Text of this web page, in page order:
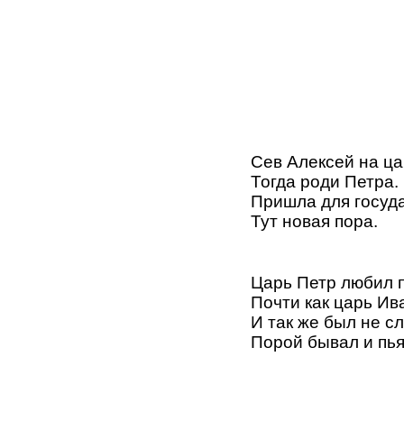
Сев Алексей на
Тогда роди Петра.
Пришла для
Тут новая пора.
Царь Петр любил
Почти как царь
И так же был не
Порой бывал и